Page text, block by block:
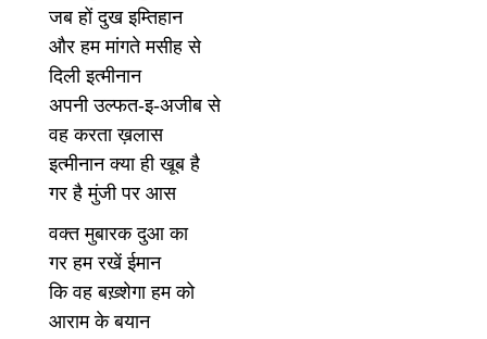
जब हों दुख इम्तिहान
और हम मांगते मसीह से
दिली इत्मीनान
अपनी उल्फत-इ-अजीब से
वह करता ख़लास
इत्मीनान क्या ही खूब है
गर है मुंजी पर आस
वक्त मुबारक दुआ का
गर हम रखें ईमान
कि वह बख़्शेगा हम को
आराम के बयान